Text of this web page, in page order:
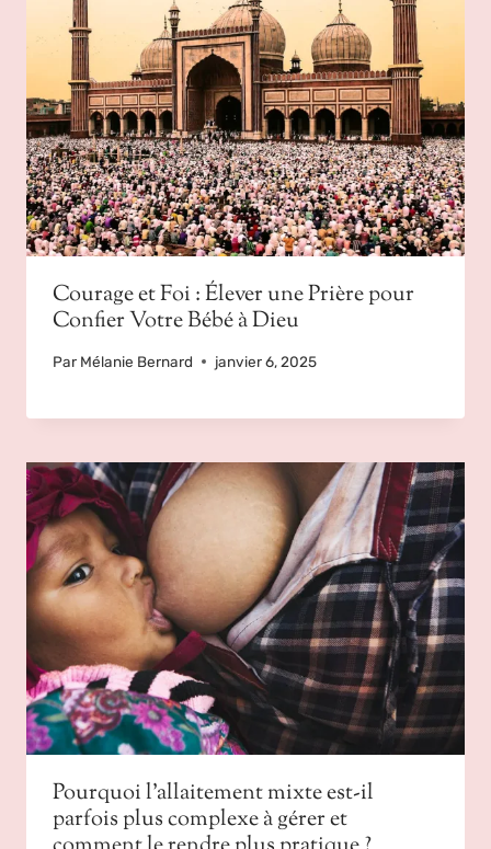
Courage et Foi : Élever une Prière pour
Confier Votre Bébé à Dieu
Par Mélanie Bernard janvier 6, 2025
Pourquoi l’allaitement mixte est-il
parfois plus complexe à gérer et